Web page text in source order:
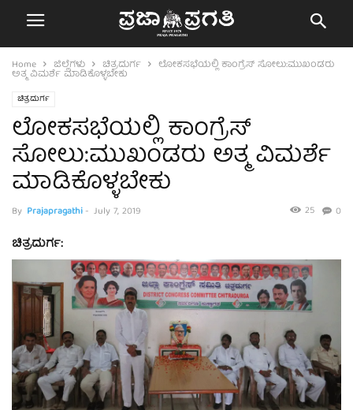
Home ಜಿಲ್ಲೆಗಳು ಚಿತ್ರದುರ್ಗ ಲೋಕಸಭೆಯಲ್ಲಿ ಕಾಂಗ್ರೆಸ್ ಸೋಲು:ಮುಖಂಡರು
ಅತ್ಮ ವಿಮರ್ಶೆ ಮಾಡಿಕೊಳ್ಳಬೇಕು
ಚಿತ್ರದುರ್ಗ
ಲೋಕಸಭೆಯಲ್ಲಿ ಕಾಂಗ್ರೆಸ್
ಸೋಲು:ಮುಖಂಡರು ಅತ್ಮ ವಿಮರ್ಶೆ
ಮಾಡಿಕೊಳ್ಳಬೇಕು
By Prajapragathi- July 7, 2019 0
25
ಚಿತ್ರದುರ್ಗ: